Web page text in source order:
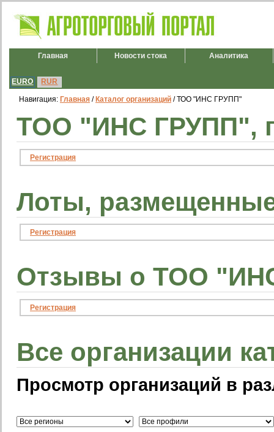
Главная Новости стока Аналитика
EURO RUR
Навигация: Главная / Каталог организаций / ТОО "ИНС ГРУПП"
ТОО "ИНС ГРУПП",
Регистрация
Лоты,
Регистрация
Отзывы о ТОО
Регистрация
Все организации
Просмотр организаций в